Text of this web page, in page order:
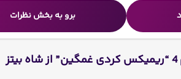
برو به بخش نظرات